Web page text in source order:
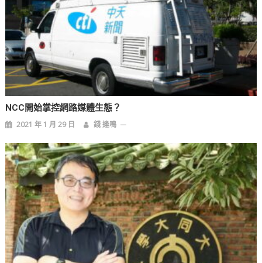
NCC開始掌控網路媒體生態？
2021 年 1 月 29 日 錢 逢鳴